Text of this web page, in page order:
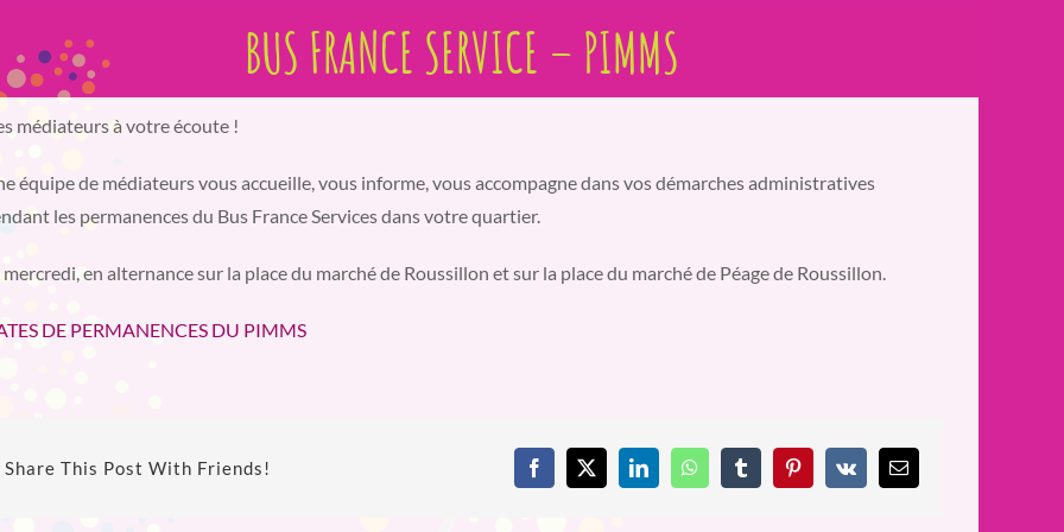
BUS FRANCE SERVICE – PIMMS
médiateurs à votre écoute !
équipe de médiateurs vous accueille, vous informe, vous accompagne dans vos démarches administratives
les permanences du Bus France Services dans votre quartier.
mercredi, en alternance sur la place du marché de Roussillon et sur la place du marché de Péage de Roussillon.
DE PERMANENCES DU PIMMS
Share This Post With Friends! Facebook
X LinkedInWhatsAppTumblrPinterest
Vk Email